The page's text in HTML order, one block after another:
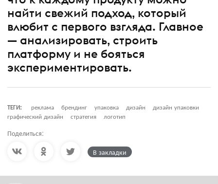
найти свежий подход, который
влюбит с первого взгляда. Главное
— анализировать, строить
платформу и не бояться
экспериментировать.
ТЕГИ: реклама брендинг упаковка дизайн
дизайн упаковки
графический дизайн
стратегия логотип
Поделиться:
В закладки